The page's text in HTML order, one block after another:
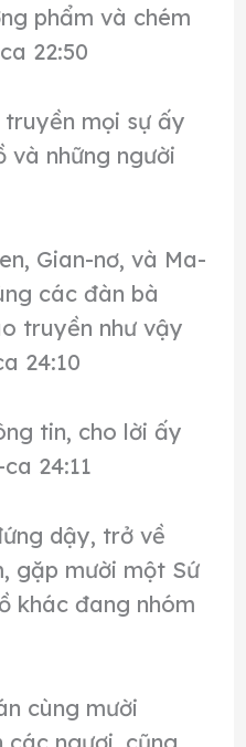
phẩm và chém
22:50
mọi sự ấy
và những người
Gian-nơ, và Ma-
các đàn bà
truyền như vậy
24:10
tin, cho lời ấy
24:11
dậy, trở về
gặp mười một Sứ
khác đang nhóm
cùng mười